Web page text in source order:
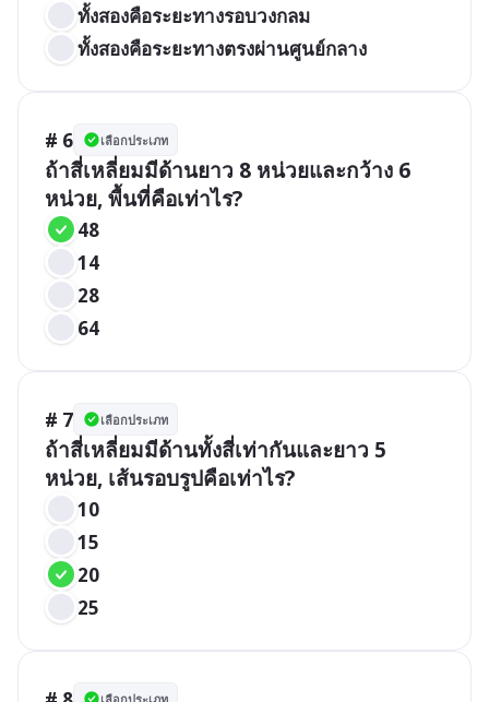
ทั้งสองคือระยะทางรอบวงกลม
ทั้งสองคือระยะทางตรงผ่านศูนย์กลาง
# 6 เลือกประเภท
ถ้าสี่เหลี่ยมมีด้านยาว 8 หน่วยและกว้าง 6
หน่วย, พื้นที่คือเท่าไร?
48
14
28
64
# 7 เลือกประเภท
ถ้าสี่เหลี่ยมมีด้านทั้งสี่เท่ากันและยาว 5
หน่วย, เส้นรอบรูปคือเท่าไร?
10
15
20
25
เลือกประเภท